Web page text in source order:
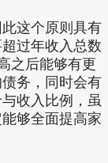
这个原则具有
过年收入总数
之后能够有更
务，同时会有
收入比例，虽
够全面提高家